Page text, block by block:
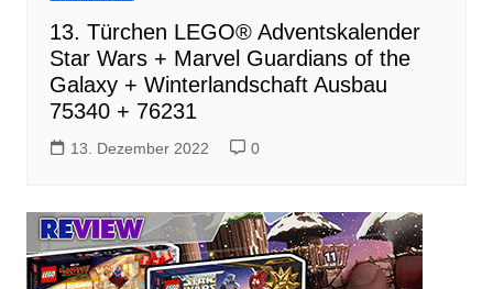
13. Türchen LEGO® Adventskalender
Star Wars + Marvel Guardians of the
Galaxy + Winterlandschaft Ausbau
75340 + 76231
13. Dezember 2022 0